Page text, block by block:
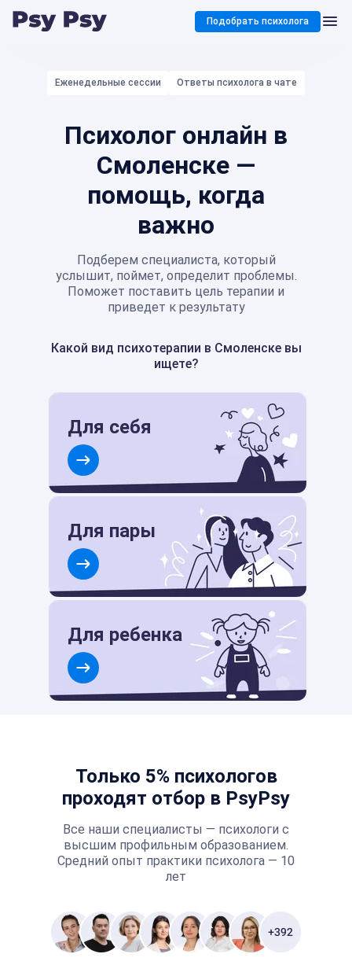
Подобрать психолога
Еженедельные сессии Ответы психолога в чате
Психолог онлайн в
Смоленске —
помощь, когда
важно
Подберем специалиста, который
услышит, поймет, определит проблемы.
Поможет поставить цель терапии и
приведет к результату
Какой вид психотерапии в Смоленске вы
ищете?
Для себя
Для пары
Для ребенка
Только 5% психологов
проходят отбор в PsyPsy
Все наши специалисты — психологи с
высшим профильным образованием.
Средний опыт практики психолога — 10
лет